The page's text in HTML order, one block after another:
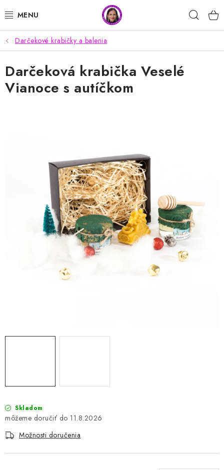
na
MOJA OBJEDNÁVKA
DARČEKY PRE UČITEĽOV
HANDMADE VÝROBKY
DEŇ MATIEK
VÝROBKY Z JESMONITU
Obchodné podmienky
Podmienky ochrany osobných údajov
Darčekové krabičky a balenia
Skladom
11.8.2026
Možnosti doručenia
Darčeková krabička Veselé
Vianoce s autíčkom